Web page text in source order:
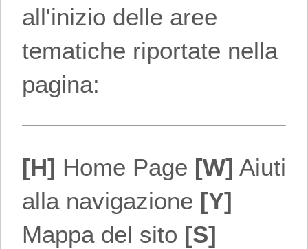
all'inizio delle aree
tematiche riportate nella
pagina:
[H] Home Page [W] Aiuti
alla navigazione [Y]
Mappa del sito [S]